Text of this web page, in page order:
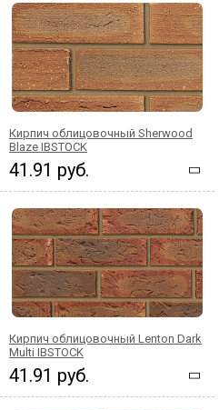
Кирпич облицовочный Sherwood
Blaze IBSTOCK
41.91 руб.
Кирпич облицовочный Lenton Dark
Multi IBSTOCK
41.91 руб.